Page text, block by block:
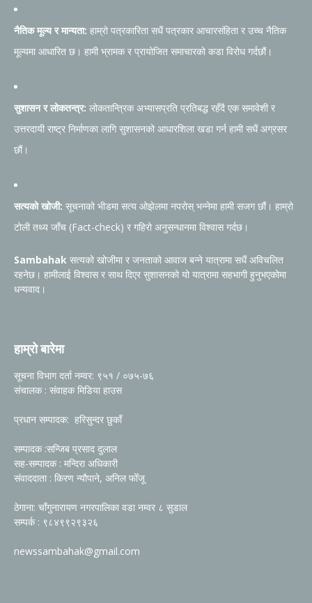
नैतिक मूल्य र मान्यता: हाम्रो पत्रकारिता सधैं पत्रकार आचारसंहिता र उच्च नैतिक
मूल्यमा आधारित छ। हामी भ्रामक र प्रायोजित समाचारको कडा विरोध गर्दछौं।
सुशासन र लोकतन्त्र: लोकतान्त्रिक अभ्यासप्रति प्रतिबद्ध रहँदै एक समावेशी र
उत्तरदायी राष्ट्र निर्माणका लागि सुशासनको आधारशिला खडा गर्न हामी सधैं अग्रसर
छौं।
सत्यको खोजी: सूचनाको भीडमा सत्य ओझेलमा नपरोस् भन्नेमा हामी सजग छौं। हाम्रो
टोली तथ्य जाँच (Fact-check) र गहिरो अनुसन्धानमा विश्वास गर्दछ।
Sambahak सत्यको खोजीमा र जनताको आवाज बन्ने यात्रामा सधैं अविचलित
रहनेछ। हामीलाई विश्वास र साथ दिएर सुशासनको यो यात्रामा सहभागी हुनुभएकोमा
धन्यवाद।
हाम्रो बारेमा
सूचना विभाग दर्ता नम्वर: ९५१ / ०७५-७६
संचालक : संवाहक मिडिया हाउस
प्रधान सम्पादक: हरिसुन्दर छुकाँ
सम्पादक :सन्जिब प्रसाद दुलाल
सह-सम्पादक : मन्दिरा अधिकारी
संवाददाता : किरण न्यौपाने, अनिल फोँजू
ठेगाना: चाँगुनारायण नगरपालिका वडा नम्वर ८ सुडाल
सम्पर्क : ९८४९९२९३२६
newssambahak@gmail.com